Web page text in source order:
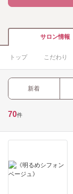
サロン情報
トップ こだわり
新着
70件